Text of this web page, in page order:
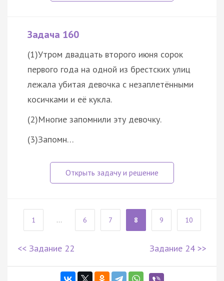
Задача 160
(1)Утром двадцать второго июня сорок
первого года на одной из брестских улиц
лежала убитая девочка с незаплетёнными
косичками и её кукла.
(2)Многие запомнили эту девочку.
(3)Запомн…
1 ... 6 7 8 9 10
<< Задание 22 Задание 24 >>